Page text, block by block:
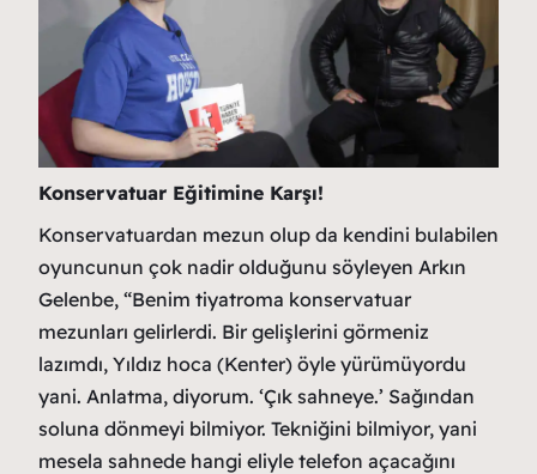
Konservatuar Eğitimine Karşı!
Konservatuardan mezun olup da kendini bulabilen
oyuncunun çok nadir olduğunu söyleyen Arkın
Gelenbe, “Benim tiyatroma konservatuar
mezunları gelirlerdi. Bir gelişlerini görmeniz
lazımdı, Yıldız hoca (Kenter) öyle yürümüyordu
yani. Anlatma, diyorum. ‘Çık sahneye.’ Sağından
soluna dönmeyi bilmiyor. Tekniğini bilmiyor, yani
mesela sahnede hangi eliyle telefon açacağını